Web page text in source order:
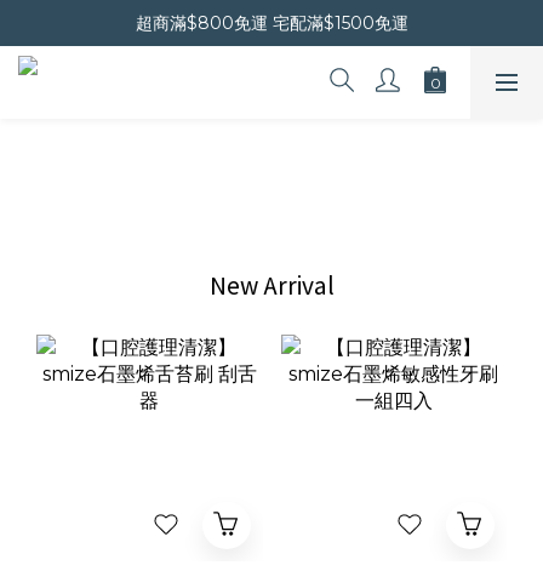
晚安會員新上線｜新會員現折$30
超商滿$800免運 宅配滿$1500免運
晚安會員新上線｜新會員現折$30
New Arrival